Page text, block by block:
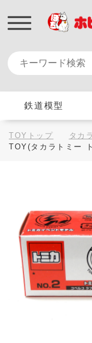
鉄道模型
TOYトップ
タカ
TOY(タカラトミー